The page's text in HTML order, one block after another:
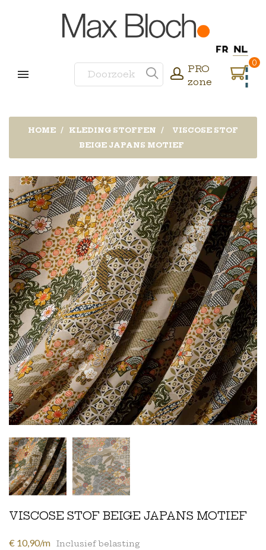
PRO
zone
0
HOME KLEDING STOFFEN
VISCOSE STOF
BEIGE JAPANS MOTIEF
VISCOSE STOF BEIGE JAPANS MOTIEF
€ 10,90/m Inclusief belasting